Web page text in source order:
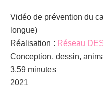
Vidéo de prévention du
longue)
Réalisation : Réseau
Conception, dessin,
3,59 minutes
2021